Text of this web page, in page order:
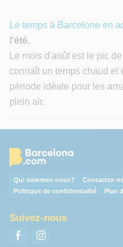
Le temps à Barcelone en
l'été.
Le mois d'août est le pic
connaît un temps chaud
période idéale pour les
plein air.
Qui sommes-nous? Contactez-
Politique de confidentialité
Plan
Suivez-nous